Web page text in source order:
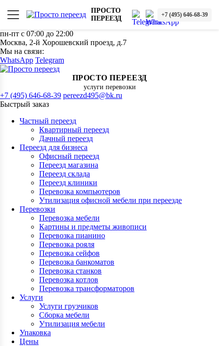
ПРОСТО
ПЕРЕЕЗД
+7 (495) 646-68-39
пн-пт с 07:00 до 22:00
Москва, 2-й Хорошевский проезд, д.7
Мы на связи:
WhatsApp Telegram
ПРОСТО ПЕРЕЕЗД
услуги перевозки
+7 (495) 646-68-39 pereezd495@bk.ru
Быстрый заказ
Частный переезд
Квартирный переезд
Дачный переезд
Переезд для бизнеса
Офисный переезд
Переезд магазина
Переезд склада
Переезд клиники
Перевозка компьютеров
Утилизация офисной мебели при переезде
Перевозки
Перевозка мебели
Картины и предметы живописи
Перевозка пианино
Перевозка рояля
Перевозка сейфов
Перевозка банкоматов
Перевозка станков
Перевозка котлов
Перевозка трансформаторов
Услуги
Услуги грузчиков
Сборка мебели
Утилизация мебели
Упаковка
Цены